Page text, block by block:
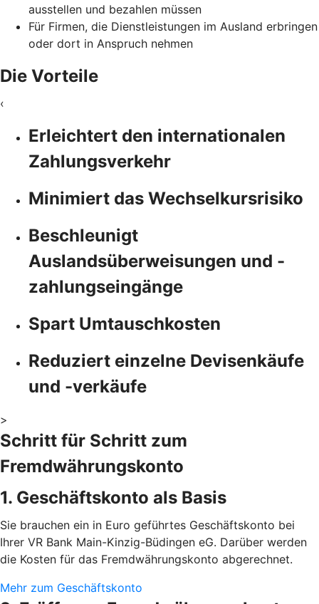
ausstellen und bezahlen müssen
Für Firmen, die Dienstleistungen im Ausland erbringen
oder dort in Anspruch nehmen
Die Vorteile
‹
Erleichtert den internationalen
Zahlungsverkehr
Minimiert das Wechselkursrisiko
Beschleunigt
Auslandsüberweisungen und -
zahlungseingänge
Spart Umtauschkosten
Reduziert einzelne Devisenkäufe
und -verkäufe
>
Schritt für Schritt zum
Fremdwährungskonto
1. Geschäftskonto als Basis
Sie brauchen ein in Euro geführtes Geschäftskonto bei
Ihrer VR Bank Main-Kinzig-Büdingen eG. Darüber werden
die Kosten für das Fremdwährungskonto abgerechnet.
Mehr zum Geschäftskonto